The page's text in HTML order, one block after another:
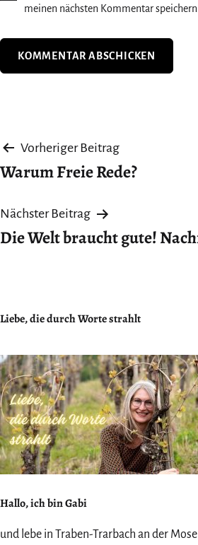
meinen nächsten Kommentar speichern.
Beitragsnavigation
Vorheriger Beitrag
Warum Freie Rede?
Nächster Beitrag
Die Welt braucht gute!
Liebe, die durch Worte strahlt
Hallo, ich bin Gabi
und lebe in Traben-Trarbach an der